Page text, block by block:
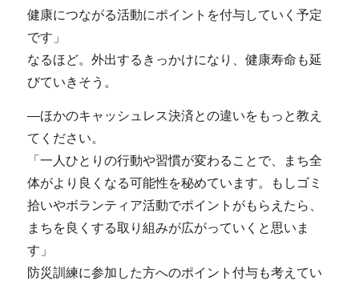
健康につながる活動にポイントを付与していく予定
です」
なるほど。外出するきっかけになり、健康寿命も延
びていきそう。
―ほかのキャッシュレス決済との違いをもっと教え
てください。
「一人ひとりの行動や習慣が変わることで、まち全
体がより良くなる可能性を秘めています。もしゴミ
拾いやボランティア活動でポイントがもらえたら、
まちを良くする取り組みが広がっていくと思いま
す」
防災訓練に参加した方へのポイント付与も考えてい